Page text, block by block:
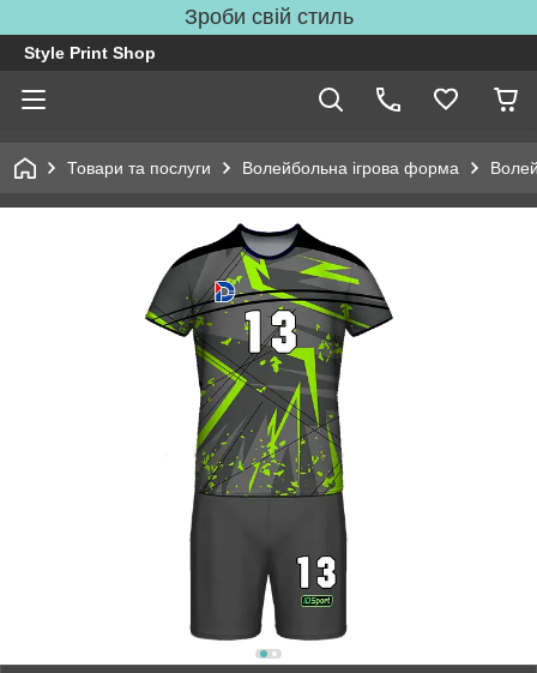
Зроби свій стиль
Style Print Shop
Товари та послуги Волейбольна ігрова форма